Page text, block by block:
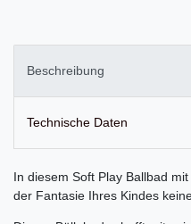
Beschreibung
Technische Daten
In diesem Soft Play Ballbad
der Fantasie Ihres Kindes